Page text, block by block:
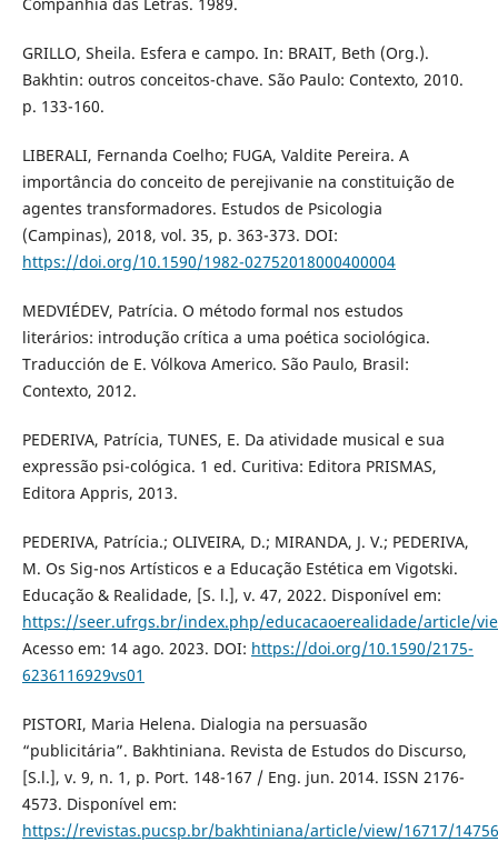
GRILLO, Sheila. Esfera e campo. In: BRAIT, Beth (Org.).
Bakhtin: outros conceitos-chave. São Paulo: Contexto, 2010.
p. 133-160.
LIBERALI, Fernanda Coelho; FUGA, Valdite Pereira. A
importância do conceito de perejivanie na constituição de
agentes transformadores. Estudos de Psicologia
(Campinas), 2018, vol. 35, p. 363-373. DOI:
https://doi.org/10.1590/1982-02752018000400004
MEDVIÉDEV, Patrícia. O método formal nos estudos
literários: introdução crítica a uma poética sociológica.
Traducción de E. Vólkova Americo. São Paulo, Brasil:
Contexto, 2012.
PEDERIVA, Patrícia, TUNES, E. Da atividade musical e sua
expressão psi-cológica. 1 ed. Curitiva: Editora PRISMAS,
Editora Appris, 2013.
PEDERIVA, Patrícia.; OLIVEIRA, D.; MIRANDA, J. V.; PEDERIVA,
M. Os Sig-nos Artísticos e a Educação Estética em Vigotski.
Educação & Realidade, [S. l.], v. 47, 2022. Disponível em:
https://seer.ufrgs.br/index.php/educacaoerealidade/article/
Acesso em: 14 ago. 2023. DOI: https://doi.org/10.1590/2175-
6236116929vs01
PISTORI, Maria Helena. Dialogia na persuasão
“publicitária”. Bakhtiniana. Revista de Estudos do Discurso,
[S.l.], v. 9, n. 1, p. Port. 148-167 / Eng. jun. 2014. ISSN 2176-
4573. Disponível em:
https://revistas.pucsp.br/bakhtiniana/article/view/16717/14756